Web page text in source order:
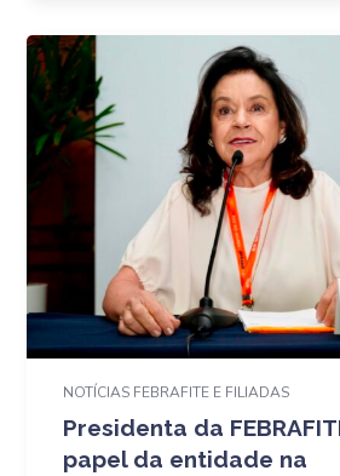
NOTÍCIAS FEBRAFITE E FILIADAS
Presidenta da
papel da entidade na